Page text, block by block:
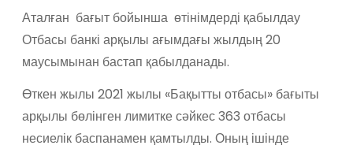
Аталған бағыт бойынша өтінімдерді қабылдау
Отбасы банкі арқылы ағымдағы жылдың 20
маусымынан бастап қабылданады.
Өткен жылы 2021 жылы «Бақытты отбасы» бағыты
арқылы бөлінген лимитке сәйкес 363 отбасы
несиелік баспанамен қамтылды. Оның ішінде